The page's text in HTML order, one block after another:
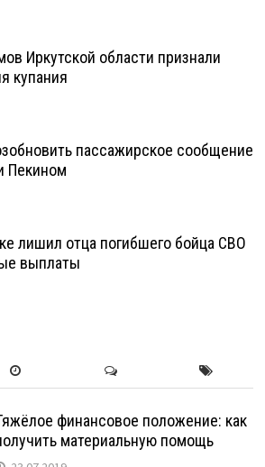
Иркутской области признали
купания
пассажирское сообщение
Пекином
лишил отца погибшего бойца СВО
выплаты
финансовое положение: как
материальную помощь